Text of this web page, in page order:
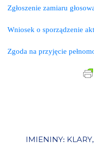
Zgłoszenie zamiaru
Wniosek o sporządzenie
Zgoda na przyjęcie
IMIENINY: KLARY,